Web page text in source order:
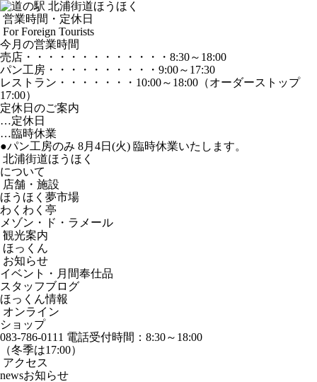
営業時間・定休日
For Foreign Tourists
今月の営業時間
売店 ・・・・・・・・・・・・・ 8:30～18:00
パン工房 ・・・・・・・・・・ 9:00～17:30
レストラン ・・・・・・・ 10:00～18:00 （オーダーストップ
17:00）
定休日のご案内
…定休日
…臨時休業
●パン工房のみ 8月4日(火) 臨時休業いたします。
北浦街道ほうほく
について
店舗・施設
ほうほく夢市場
わくわく亭
メゾン・ド・ラメール
観光案内
ほっくん
お知らせ
イベント・月間奉仕品
スタッフブログ
ほっくん情報
オンライン
ショップ
083-786-0111 電話受付時間：8:30～18:00
（冬季は17:00）
アクセス
newsお知らせ